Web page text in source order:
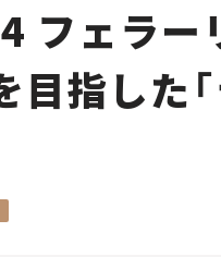
フェラー
目指した